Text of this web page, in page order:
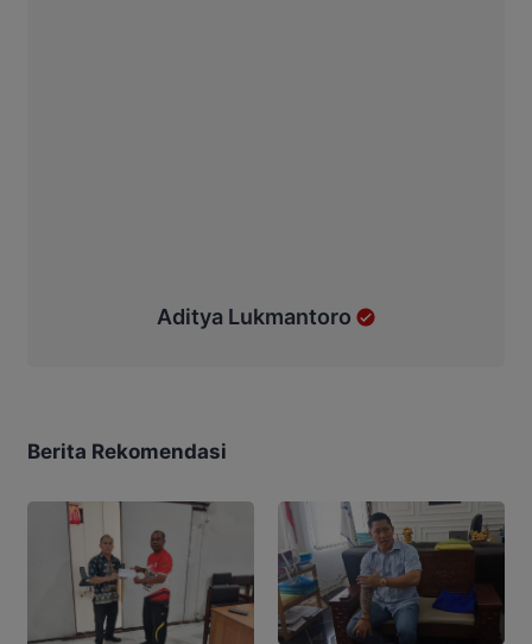
Aditya Lukmantoro
Berita Rekomendasi